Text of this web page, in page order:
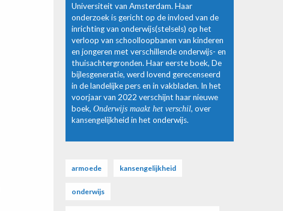
Universiteit van Amsterdam. Haar
onderzoek is gericht op de invloed van de
inrichting van onderwijs(stelsels) op het
verloop van schoolloopbanen van kinderen
en jongeren met verschillende onderwijs- en
thuisachtergronden. Haar eerste boek, De
bijlesgeneratie, werd lovend gerecenseerd
in de landelijke pers en in vakbladen. In het
voorjaar van 2022 verschijnt haar nieuwe
boek, Onderwijs maakt het verschil, over
kansengelijkheid in het onderwijs.
armoede kansengelijkheid
onderwijs